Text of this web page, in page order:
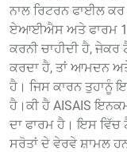
ਨਾਲ ਰਿਟਰਨ ਫਾਈਲ
ਏਆਈਐਸ ਅਤੇ ਫਾਰਮ 16
ਕਰਨੀ ਚਾਹੀਦੀ ਹੈ,
ਕਰਦਾ ਹੈ, ਤਾਂ ਆਮਦਨ
ਹੈ। ਜਿਸ ਕਾਰਨ ਤੁਹਾਨੂੰ
ਹੈ।ਕੀ ਹੈ AISAIS
ਦਾ ਫਾਰਮ ਹੈ। ਇਸ
ਸਰੋਤਾਂ ਦੇ ਵੇਰਵੇ ਸ਼ਾਮਲ